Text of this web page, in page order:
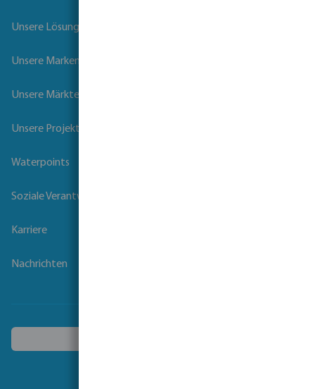
Unsere Lösungen
Unsere Marken
Unsere Märkte
Unsere Projekte
Waterpoints
Soziale Verantwortung der Unternehmen
Karriere
Nachrichten